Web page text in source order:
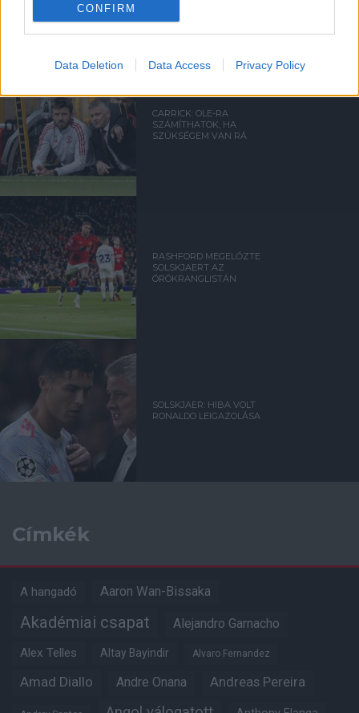
CONFIRM
Data Deletion Data Access Privacy Policy
CARRICK: OLE-RA
SZÁMÍTHATOK, HA
SZÜKSÉGEM VAN RÁ
RASHFORD MEGELŐZTE
SOLSKJAERT AZ
ÖRÖKRANGLISTÁN
SOLSKJAER: HIBA VOLT
RONALDO LEIGAZOLÁSA
Címkék
A hangadó Aaron Wan-Bissaka
Akadémiai csapat Alejandro Garnacho
Alex Telles Altay Bayindir Alvaro Fernandez
Amad Diallo Andre Onana Andreas Pereira